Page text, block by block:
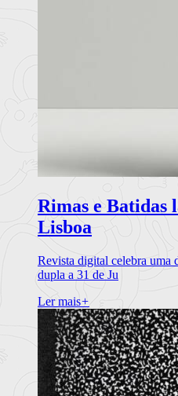
Rimas e Batidas
Lisboa
Revista digital celebra uma
dupla a 31 de Ju
Ler mais+